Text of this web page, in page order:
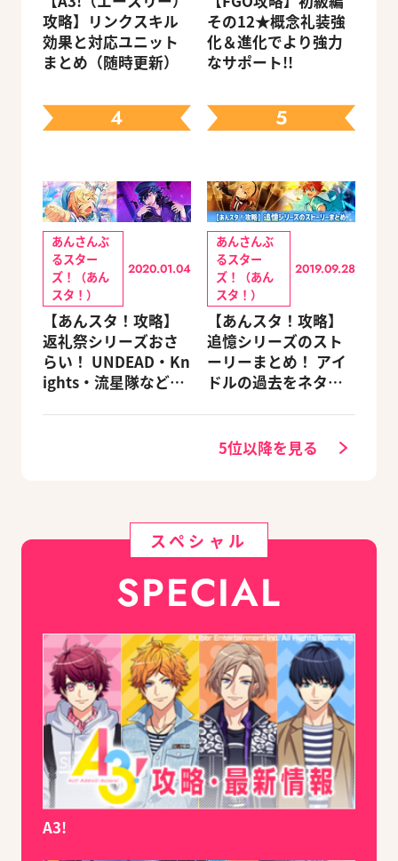
攻略】リンクスキル
効果と対応ユニット
まとめ（随時更新）
その12★概念礼装強
化＆進化でより強力
なサポート!!
4
あんさんぶ
るスター
ズ！（あん
スタ！）
2020.01.04
【あんスタ！攻略】
返礼祭シリーズおさ
らい！ UNDEAD・Kn
ights・流星隊など、
5
あんさんぶ
るスター
ズ！（あん
スタ！）
2019.09.28
【あんスタ！攻略】
追憶シリーズのスト
ーリーまとめ！ アイ
ドルの過去をネタバ
5位以降を見る
スペシャル
SPECIAL
A3!